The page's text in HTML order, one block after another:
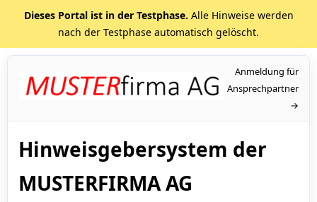
Dieses Portal ist in der Testphase. Alle Hinweise werden
nach der Testphase automatisch gelöscht.
Anmeldung für
Ansprechpartner
→
Hinweisgebersystem der
MUSTERFIRMA AG